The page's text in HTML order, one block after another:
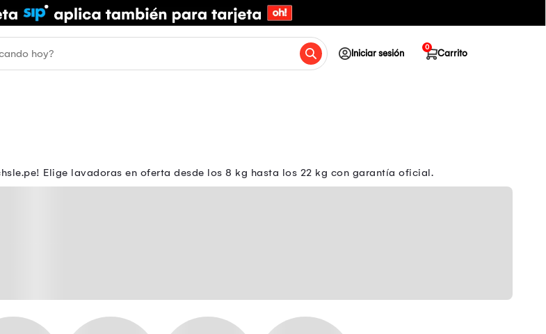
Iniciar sesión Carrito
0
Elige lavadoras en oferta desde los 8 kg hasta los 22 kg con garantía oficial.